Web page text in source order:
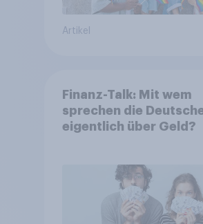
Artikel
Finanz-Talk: Mit wem
sprechen die
eigentlich über Geld?